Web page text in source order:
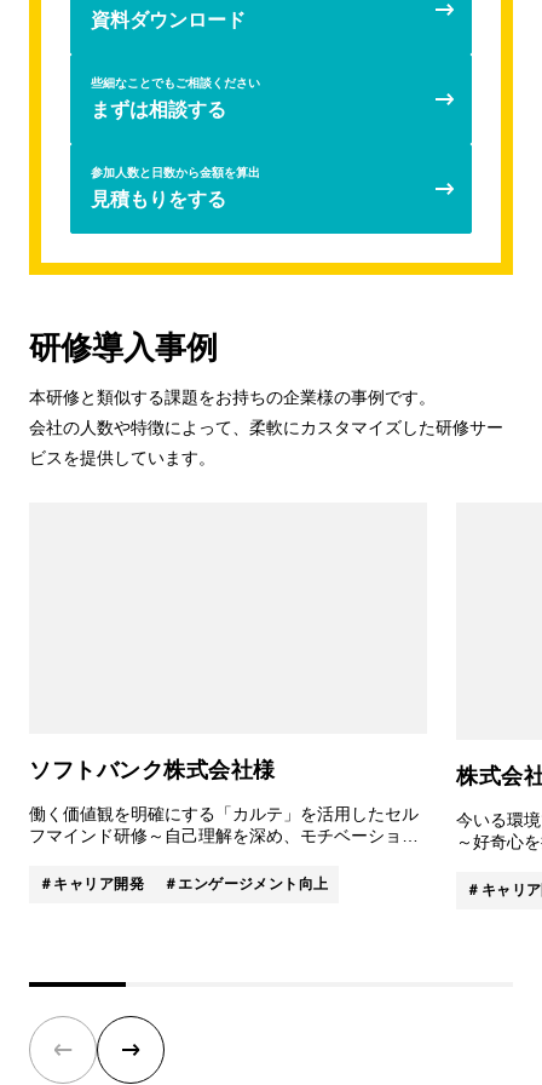
資料ダウンロード
些細なことでもご相談ください
まずは相談する
参加人数と日数から金額を算出
見積もりをする
研修導入事例
本研修と類似する課題をお持ちの企業様の事例です。
会社の人数や特徴によって、柔軟にカスタマイズした研修サー
ビスを提供しています。
ソフトバンク株式会社様
働く価値観を明確にする「カルテ」を活用したセル
フマインド研修～自己理解を深め、モチベーション
キャリア開発 エンゲージメント向上
株式会
今いる環
～好奇心
キャリ